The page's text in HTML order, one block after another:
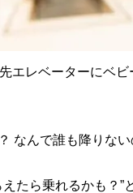
エレベーターにベ
なんで誰も降りない
たら乗れるかも？